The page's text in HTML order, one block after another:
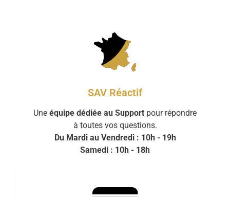
SAV Réactif
Une équipe dédiée au Support pour répondre
à toutes vos questions.
Du Mardi au Vendredi : 10h - 19h
Samedi : 10h - 18h